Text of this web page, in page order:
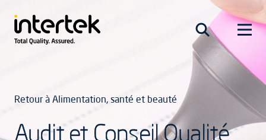
Retour à Alimentation, santé et beauté
Audit et Conseil Qualité